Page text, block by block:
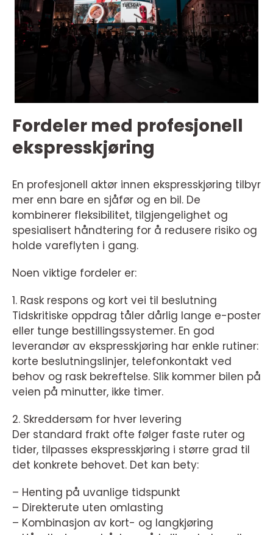
Fordeler med profesjonell
ekspresskjøring
En profesjonell aktør innen ekspresskjøring tilbyr
mer enn bare en sjåfør og en bil. De
kombinerer fleksibilitet, tilgjengelighet og
spesialisert håndtering for å redusere risiko og
holde vareflyten i gang.
Noen viktige fordeler er:
1. Rask respons og kort vei til beslutning
Tidskritiske oppdrag tåler dårlig lange e-poster
eller tunge bestillingssystemer. En god
leverandør av ekspresskjøring har enkle rutiner:
korte beslutningslinjer, telefonkontakt ved
behov og rask bekreftelse. Slik kommer bilen på
veien på minutter, ikke timer.
2. Skreddersøm for hver levering
Der standard frakt ofte følger faste ruter og
tider, tilpasses ekspresskjøring i større grad til
det konkrete behovet. Det kan bety:
– Henting på uvanlige tidspunkt
– Direkterute uten omlasting
– Kombinasjon av kort- og langkjøring